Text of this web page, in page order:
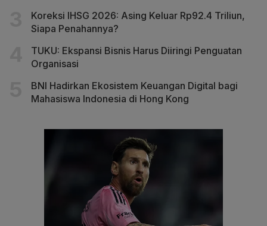
Koreksi IHSG 2026: Asing Keluar Rp92.4 Triliun,
Siapa Penahannya?
TUKU: Ekspansi Bisnis Harus Diiringi Penguatan
Organisasi
BNI Hadirkan Ekosistem Keuangan Digital bagi
Mahasiswa Indonesia di Hong Kong